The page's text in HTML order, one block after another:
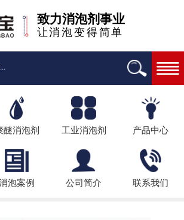
致力消泡剂事业
让消泡变得简单
醚消泡剂 工业消泡剂 产品中心
泡案例 公司简介 联系我们